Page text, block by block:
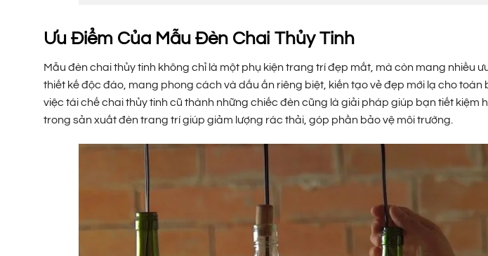
Ưu Điểm Của Mẫu Đèn Chai Thủy Tinh
Mẫu đèn chai thủy tinh không chỉ là một phụ kiện trang trí đẹp mắt, mà còn mang nhiều
thiết kế độc đáo, mang phong cách và dấu ấn riêng biệt, kiến tạo vẻ đẹp mới lạ cho toàn
việc tái chế chai thủy tinh cũ thành những chiếc đèn cũng là giải pháp giúp bạn tiết kiệm
trong sản xuất đèn trang trí giúp giảm lượng rác thải, góp phần bảo vệ môi trường.